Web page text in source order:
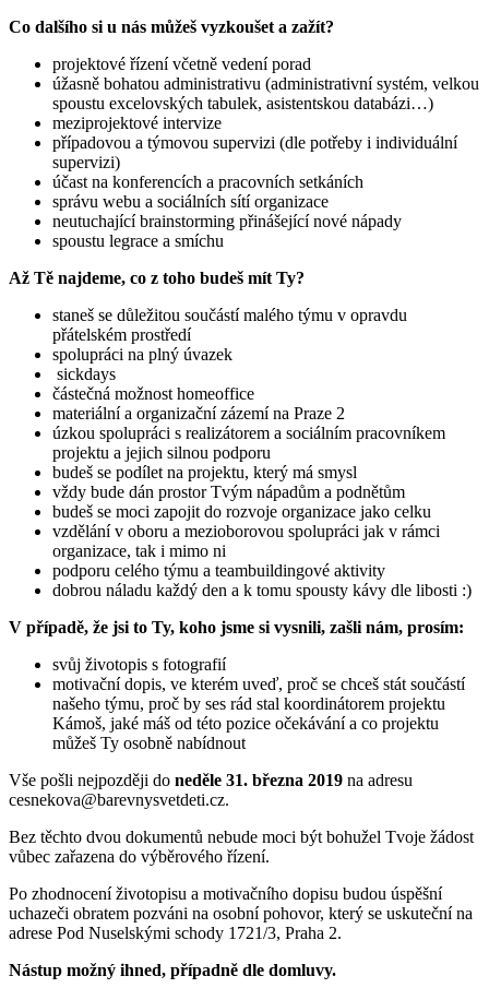
Co dalšího si u nás můžeš vyzkoušet a zažít?
projektové řízení včetně vedení porad
úžasně bohatou administrativu (administrativní systém, velkou
spoustu excelovských tabulek, asistentskou databázi…)
meziprojektové intervize
případovou a týmovou supervizi (dle potřeby i individuální
supervizi)
účast na konferencích a pracovních setkáních
správu webu a sociálních sítí organizace
neutuchající brainstorming přinášející nové nápady
spoustu legrace a smíchu
Až Tě najdeme, co z toho budeš mít Ty?
staneš se důležitou součástí malého týmu v opravdu
přátelském prostředí
spolupráci na plný úvazek
sickdays
částečná možnost homeoffice
materiální a organizační zázemí na Praze 2
úzkou spolupráci s realizátorem a sociálním pracovníkem
projektu a jejich silnou podporu
budeš se podílet na projektu, který má smysl
vždy bude dán prostor Tvým nápadům a podnětům
budeš se moci zapojit do rozvoje organizace jako celku
vzdělání v oboru a mezioborovou spolupráci jak v rámci
organizace, tak i mimo ni
podporu celého týmu a teambuildingové aktivity
dobrou náladu každý den a k tomu spousty kávy dle libosti :)
V případě, že jsi to Ty, koho jsme si vysnili, zašli nám, prosím:
svůj životopis s fotografií
motivační dopis, ve kterém uveď, proč se chceš stát součástí
našeho týmu, proč by ses rád stal koordinátorem projektu
Kámoš, jaké máš od této pozice očekávání a co projektu
můžeš Ty osobně nabídnout
Vše pošli nejpozději do neděle 31. března 2019 na adresu
cesnekova@barevnysvetdeti.cz.
Bez těchto dvou dokumentů nebude moci být bohužel Tvoje žádost
vůbec zařazena do výběrového řízení.
Po zhodnocení životopisu a motivačního dopisu budou úspěšní
uchazeči obratem pozváni na osobní pohovor, který se uskuteční na
adrese Pod Nuselskými schody 1721/3, Praha 2.
Nástup možný ihned, případně dle domluvy.